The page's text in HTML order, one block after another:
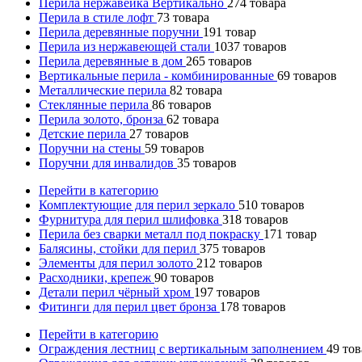
Перила нержавейка Вертикально 274 товара
Перила в стиле лофт 73 товара
Перила деревянные поручни 191 товар
Перила из нержавеющей стали 1037 товаров
Перила деревянные в дом 265 товаров
Вертикальные перила - комбинированные 69 товаров
Металлические перила 82 товара
Стеклянные перила 86 товаров
Перила золото, бронза 62 товара
Детские перила 27 товаров
Поручни на стены 59 товаров
Поручни для инвалидов 35 товаров
Перейти в категорию
Комплектующие для перил зеркало 510 товаров
Фурнитура для перил шлифовка 318 товаров
Перила без сварки металл под покраску 171 товар
Балясины, стойки для перил 375 товаров
Элементы для перил золото 212 товаров
Расходники, крепеж 90 товаров
Детали перил чёрный хром 197 товаров
Фитинги для перил цвет бронза 178 товаров
Перейти в категорию
Ограждения лестниц с вертикальным заполнением 49